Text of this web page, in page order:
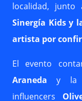
localidad, junto
Sinergía Kids y
artista por
El evento
Araneda y la
influencers